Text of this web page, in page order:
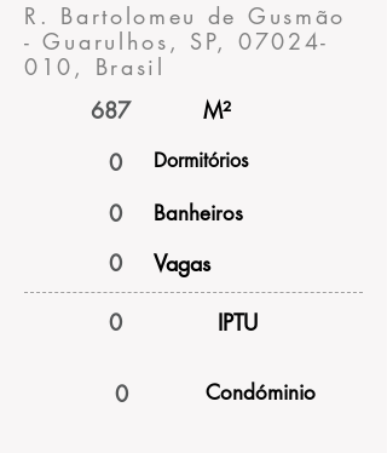
R. Bartolomeu de Gusmão
- Guarulhos, SP, 07024-
010 , Brasil
687
M²
0
Dormitórios
0 Banheiros
0 Vagas
0 IPTU
0 Condóminio